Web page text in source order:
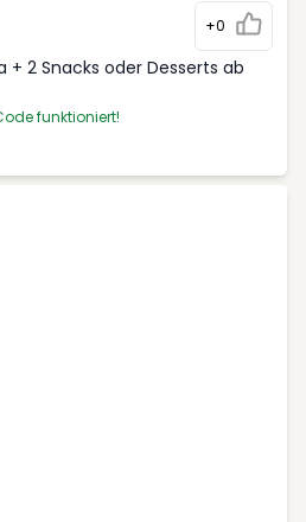
+0
+ 2 Snacks oder Desserts ab
funktioniert!